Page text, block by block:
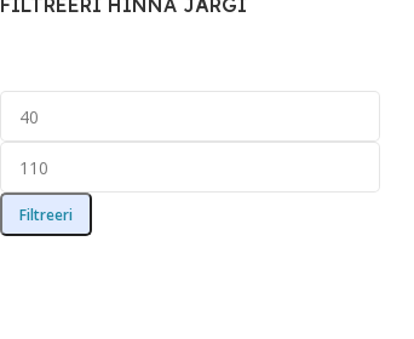
FILTREERI HINNA JÄRGI
Filtreeri